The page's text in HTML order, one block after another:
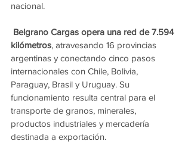
nacional.
Belgrano Cargas opera una red de 7.594
kilómetros, atravesando 16 provincias
argentinas y conectando cinco pasos
internacionales con Chile, Bolivia,
Paraguay, Brasil y Uruguay. Su
funcionamiento resulta central para el
transporte de granos, minerales,
productos industriales y mercadería
destinada a exportación.